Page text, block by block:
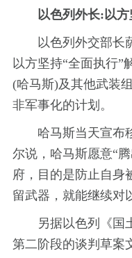
以色列外长:以方
以色列外交部长萨
以方坚持“全面执行”
(哈马斯)及其他武装
非军事化的计划。
哈马斯当天宣布移
尔说，哈马斯愿意“
府，目的是防止自身
留武器，就能继续对
另据以色列《国土
第二阶段的谈判草案